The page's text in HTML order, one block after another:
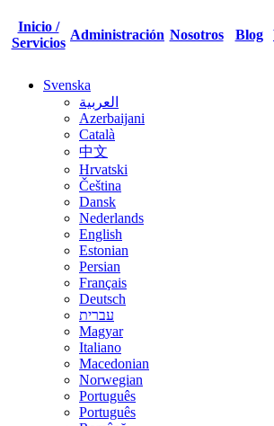
Inicio /
Servicios
Administración Nosotros Blog
Svenska
العربية
Azerbaijani
Català
中文
Hrvatski
Čeština
Dansk
Nederlands
English
Estonian
Persian
Français
Deutsch
עברית
Magyar
Italiano
Macedonian
Norwegian
Português
Português